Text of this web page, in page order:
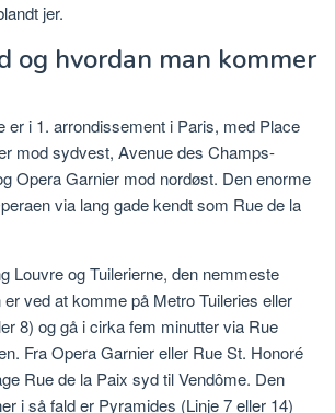
jer.
og hvordan man kommer
er i 1. arrondissement i Paris, med Place
mod sydvest, Avenue des Champs-
Opera Garnier mod nordøst. Den enorme
via lang gade kendt som Rue de la
Louvre og Tuilerierne, den nemmeste
ved at komme på Metro Tuileries eller
8) og gå i cirka fem minutter via Rue
Fra Opera Garnier eller Rue St. Honoré
Rue de la Paix syd til Vendôme. Den
i så fald er Pyramides (Linje 7 eller 14)